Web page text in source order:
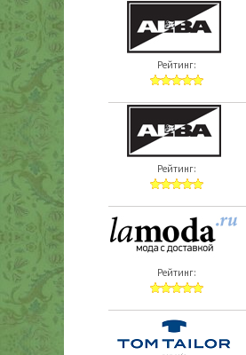
Рейтинг:
Рейтинг:
Рейтинг: